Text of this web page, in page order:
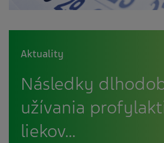
Aktuality
Následky
užívania
liekov…